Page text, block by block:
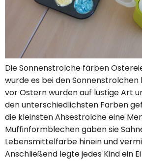
Die Sonnenstrolche färben
wurde es bei den Sonnenstrolchen
vor Ostern wurden auf lustige Art
den unterschiedlichsten Farben
die kleinsten Ahsestrolche eine
Muffinformblechen gaben sie
Lebensmittelfarbe hinein und
Anschließend legte jedes Kind ein